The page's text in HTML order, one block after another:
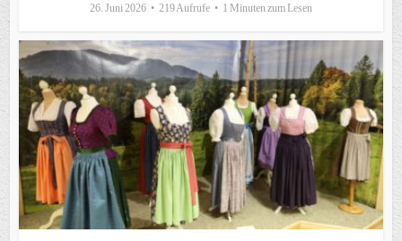
26. Juni 2026 219 Aufrufe 1 Minuten zum Lesen